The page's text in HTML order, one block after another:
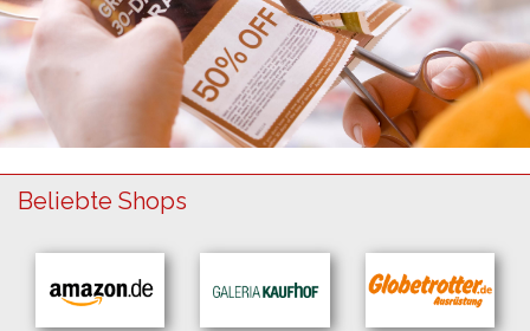
Beliebte Shops